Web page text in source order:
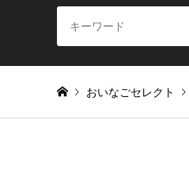
おいなごセレクト